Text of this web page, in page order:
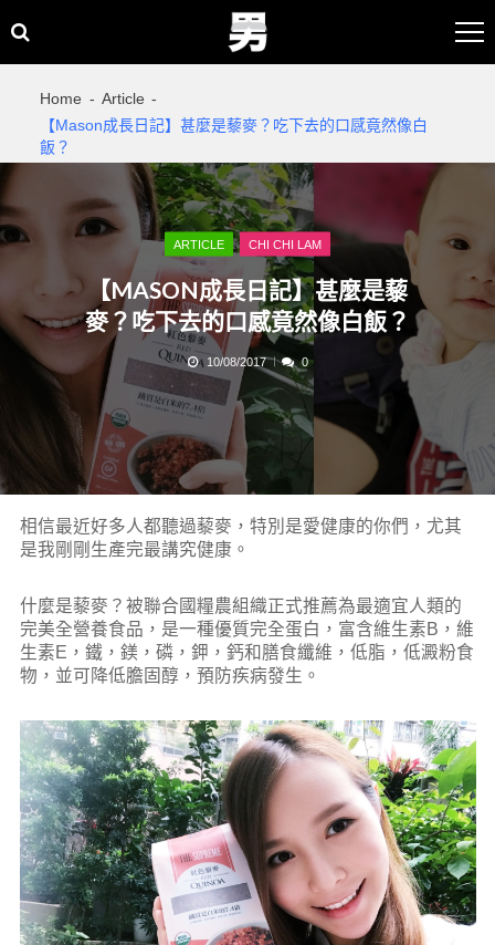
to
to
Home
Article
【Mason成長日記】甚麼是藜麥？吃下去的口感竟然像白
飯？
ARTICLE CHI CHI LAM
【MASON成長日記】甚麼是藜
麥？吃下去的口感竟然像白飯？
10/08/2017 0
相信最近好多人都聽過藜麥，特別是愛健康的你們，尤其
是我剛剛生產完最講究健康。
什麼是藜麥？被聯合國糧農組織正式推薦為最適宜人類的
完美全營養食品，是一種優質完全蛋白，富含維生素B，維
生素E，鐵，鎂，磷，鉀，鈣和膳食纖維，低脂，低澱粉食
物，並可降低膽固醇，預防疾病發生。